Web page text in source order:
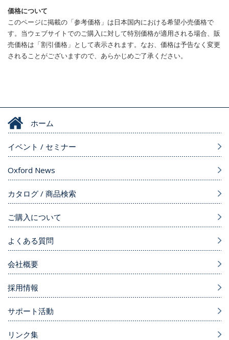
価格について
このページに掲載の「参考価格」は日本国内における希望小売価格で
す。当ウェブサイトでのご購入に対して特別価格が適用される場合、販
売価格は「割引価格」として表示されます。なお、価格は予告なく変更
されることがございますので、あらかじめご了承ください。
ホーム
イベント / セミナー
Oxford News
カタログ / 商品検索
ご購入について
よくある質問
会社概要
採用情報
サポート活動
リンク集